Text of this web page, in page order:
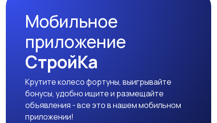
Мобильное
приложение
СтройКа
Крутите колесо фортуны, выигрывайте
бонусы, удобно ищите и размещайте
объявления - все это в нашем мобильном
приложении!